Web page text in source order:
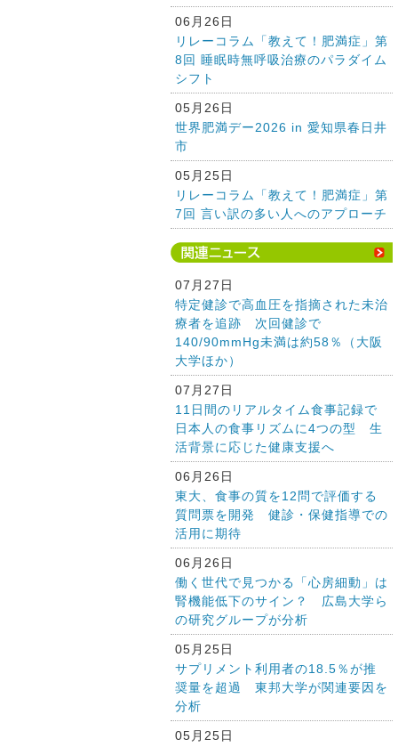
06月26日
リレーコラム「教えて！肥満症」第
8回 睡眠時無呼吸治療のパラダイム
シフト
05月26日
世界肥満デー2026 in 愛知県春日井
市
05月25日
リレーコラム「教えて！肥満症」第
7回 言い訳の多い人へのアプローチ
07月27日
特定健診で高血圧を指摘された未治
療者を追跡 次回健診で
140/90mmHg未満は約58％（大阪
大学ほか）
07月27日
11日間のリアルタイム食事記録で
日本人の食事リズムに4つの型 生
活背景に応じた健康支援へ
06月26日
東大、食事の質を12問で評価する
質問票を開発 健診・保健指導での
活用に期待
06月26日
働く世代で見つかる「心房細動」は
腎機能低下のサイン？ 広島大学ら
の研究グループが分析
05月25日
サプリメント利用者の18.5％が推
奨量を超過 東邦大学が関連要因を
分析
05月25日